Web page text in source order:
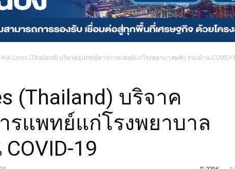
Hai Lines (Thailand) บริจาคอุปกรณ์ทางการแพทย์แก่โรงพยาบาลหลัก ร่วมต้าน COVID-
(Thailand) บริจาค
รแพทย์แก่โรงพยาบาล
19